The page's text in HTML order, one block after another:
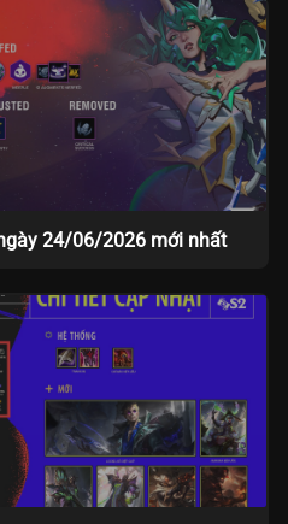
24/06/2026 mới nhất